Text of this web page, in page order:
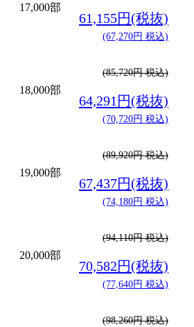
17,000部
61,155円(税抜)
(67,270円 税込)
18,000部
(85,720円 税込)
64,291円(税抜)
(70,720円 税込)
19,000部
(89,920円 税込)
67,437円(税抜)
(74,180円 税込)
20,000部
(94,110円 税込)
70,582円(税抜)
(77,640円 税込)
(98,260円 税込)